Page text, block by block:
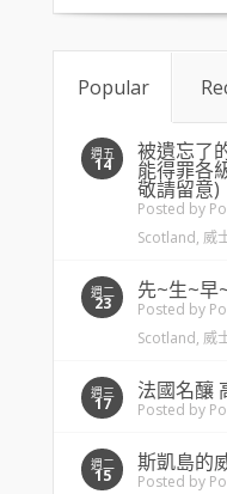
Popular
週五
14
被遺忘了
能得罪各
敬請留意)
Posted by
Scotland, 威
週二
23
先~生~早
Posted by
Scotland, 威
週三
17
法國名釀
Posted by
週二
15
斯凱島的
Posted by